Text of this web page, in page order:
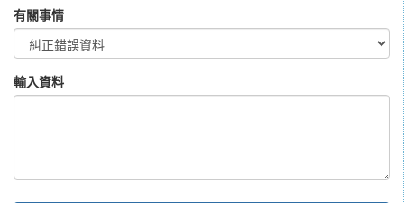
有關事情
輸入資料